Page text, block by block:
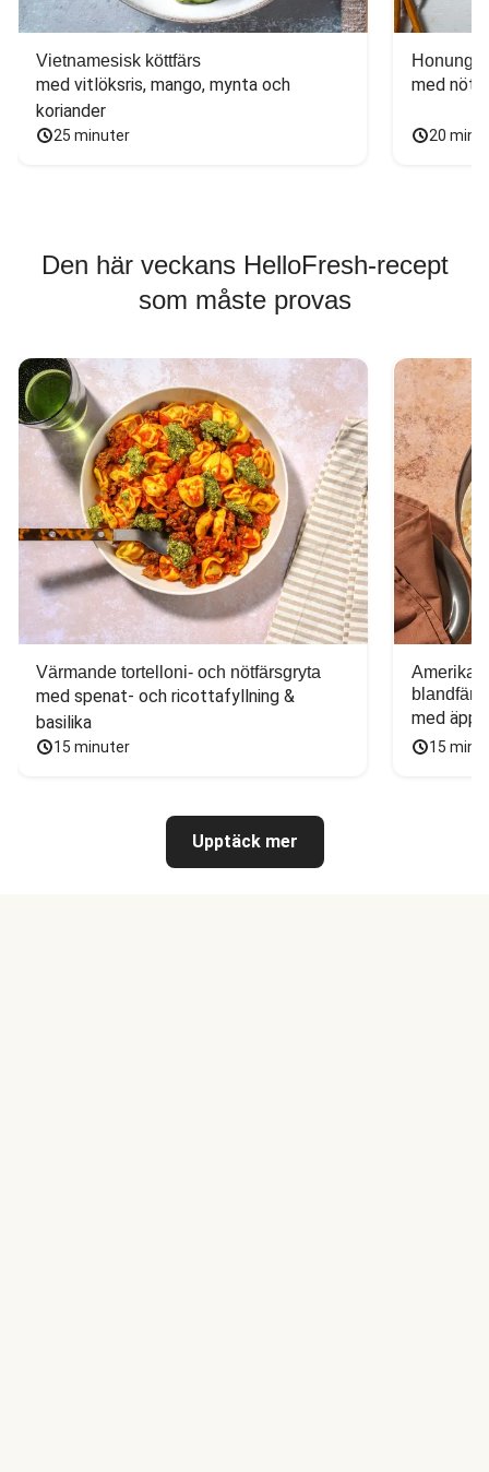
Vietnamesisk köttfärs
med vitlöksris, mango, mynta och
koriander
25 minuter
med
20
Den här veckans HelloFresh-recept
som måste provas
Värmande tortelloni- och nötfärsgryta
med spenat- och ricottafyllning &
basilika
15 minuter
blandfärs
med
15
Upptäck mer